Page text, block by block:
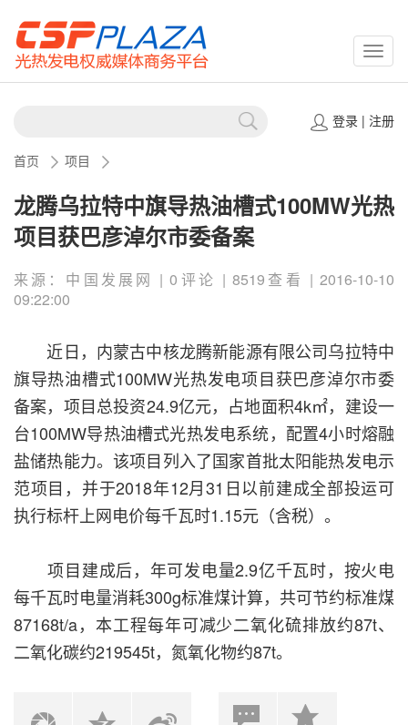
登录| 注册
首页 项目
龙腾乌拉特中旗导热油槽式100MW光热
项目获巴彦淖尔市委备案
来源：中国发展网 | 0评论 | 8519查看 | 2016-10-10
09:22:00
近日，内蒙古中核龙腾新能源有限公司乌拉特中
旗导热油槽式100MW光热发电项目获巴彦淖尔市委
备案，项目总投资24.9亿元，占地面积4k㎡，建设一
台100MW导热油槽式光热发电系统，配置4小时熔融
盐储热能力。该项目列入了国家首批太阳能热发电示
范项目，并于2018年12月31日以前建成全部投运可
执行标杆上网电价每千瓦时1.15元（含税）。
项目建成后，年可发电量2.9亿千瓦时，按火电
每千瓦时电量消耗300g标准煤计算，共可节约标准煤
87168t/a，本工程每年可减少二氧化硫排放约87t、
二氧化碳约219545t，氮氧化物约87t。